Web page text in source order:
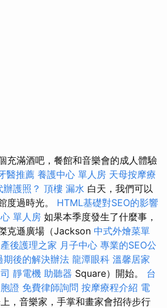
充滿酒吧，餐館和音樂會的成人體驗
醫推薦 養護中心 單人房 天母按摩療
護照？ 頂樓 漏水 白天，我們可以
度過時光。 HTML基礎對SEO的影響
單人房 如果本季度發生了什麼事，
克遜廣場（Jackson 中式外燴菜單
產後護理之家 月子中心 專業的SEO公
期後的解決辦法 龍潭眼科 溫馨居家
靜電機 助聽器 Square）開始。 台
證 免費律師詢問 按摩療程介紹 電
，音樂家，手掌和畫家會招待步行